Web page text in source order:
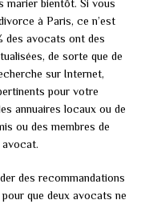
marier bientôt. Si vous
à Paris, ce n’est
des avocats ont des
de sorte que de
sur Internet,
pour votre
annuaires locaux ou de
ou des membres de
des recommandations
que deux avocats ne